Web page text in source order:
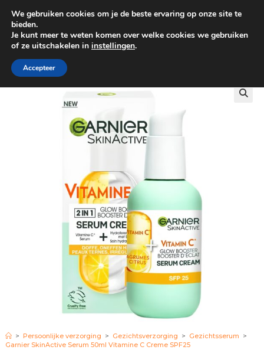
GRATIS BEZORGING VANAF €100
> Persoonlijke verzorging > Gezichtsverzorging > Gezichtsserum >
Garnier SkinActive Serum 50ml Vitamine C Creme SPF25
We gebruiken cookies om je de beste ervaring op onze site te
bieden.
Je kunt meer te weten komen over welke cookies we gebruiken
of ze uitschakelen in instellingen.
Accepteer